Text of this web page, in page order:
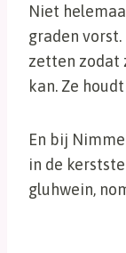
Niet
graden
zetten zodat
kan. Ze
En bij
in de
gluhwein,